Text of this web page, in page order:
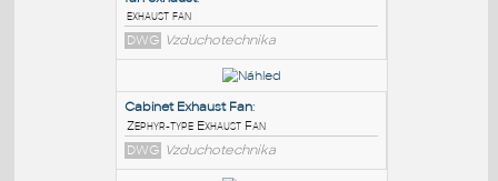
PODOBNÉ BLOKY:
fan exhaust: